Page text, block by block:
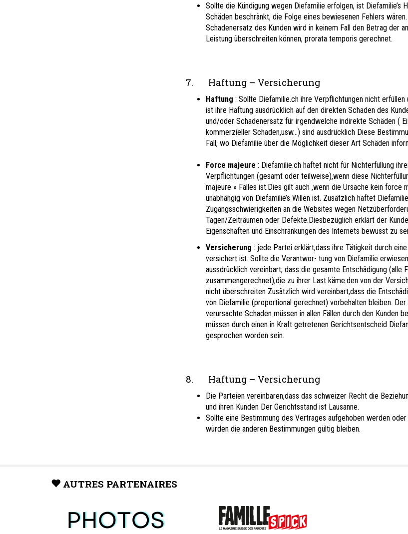
Sollte die Kündigung wegen Diefamilie erfolgen, ist Diefamilie’s
Schäden beschränkt, die Folge eines bewiesenen Fehlers
Schadenersatz des Kunden wird in keinem Fall den Betrag der
Leistung überschreiten können, prorata temporis gerechnet.
7. Haftung – Versicherung
Haftung : Sollte Diefamilie.ch ihre Verpflichtungen nicht
ist ihre Haftung ausdrücklich auf den direkten Schaden des
und/oder Schadenersatz für irgendwelche indirekte Schäden (
kommerzieller Schaden,usw…) sind ausdrücklich Diese
Fall, wo Diefamilie über die Möglichkeit dieser Art Schäden
Force majeure : Diefamilie.ch haftet nicht für Nichterfüllung
Verpflichtungen (gesamt oder teilweise),wenn diese
majeure » Falles ist.Dies gilt auch ,wenn die Ursache kein force
unabhängig von Diefamilie’s Willen ist. Zusätzlich haftet
Zugangsschwierigkeiten an die Websites wegen
Tagen/Zeiträumen oder Defekte.Diesbezüglich erklärt der
Eigenschaften und Einschränkungen des Internets bewusst zu
Versicherung : jede Partei erklärt,dass ihre Tätigkeit durch
versichert ist. Sollte die Verantwor- tung von Diefamilie
aussdrücklich vereinbart, dass die gesamte Entschädigung (alle
zusammengerechnet),die zu ihrer Last käme.den von der
nicht überschreiten Zusätzlich wird vereinbart,dass die
von Diefamilie (proportional gerechnet) vorbehalten bleiben.
verursachte Schaden müssen in allen Fällen durch den Kunden
müssen durch einen in Kraft getretenen Gerichtsentscheid
gesprochen worden sein.
8. Haftung – Versicherung
Die Parteien vereinbaren,dass das schweizer Recht die
und ihren Kunden Der Gerichtsstand ist Lausanne.
Sollte eine Bestimmung des Vertrages aufgehoben werden
würden die anderen Bestimmungen gültig bleiben.
AUTRES PARTENAIRES